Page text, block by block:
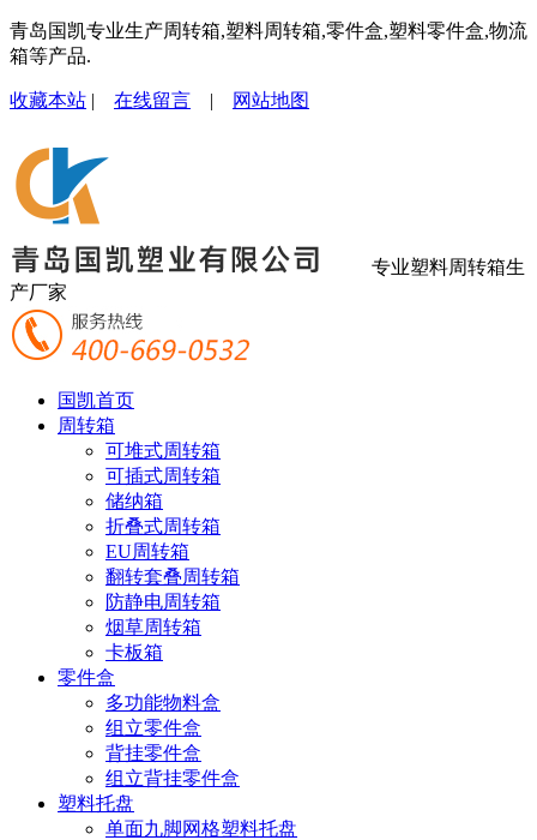
青岛国凯专业生产周转箱,塑料周转箱,零件盒,塑料零件盒,物流
箱等产品.
收藏本站 | 在线留言 | 网站地图
专业塑料周转箱生
产厂家
国凯首页
周转箱
可堆式周转箱
可插式周转箱
储纳箱
折叠式周转箱
EU周转箱
翻转套叠周转箱
防静电周转箱
烟草周转箱
卡板箱
零件盒
多功能物料盒
组立零件盒
背挂零件盒
组立背挂零件盒
塑料托盘
单面九脚网格塑料托盘